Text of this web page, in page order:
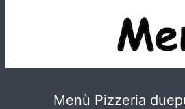
Menù Pizzeria